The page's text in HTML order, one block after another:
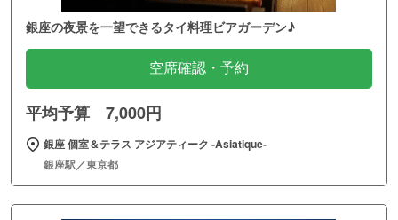
銀座の夜景を一望できるタイ料理ビアガーデン♪
空席確認・予約
平均予算 7,000円
銀座 個室＆テラス アジアティーク ‐Asiatique‐
銀座駅／東京都